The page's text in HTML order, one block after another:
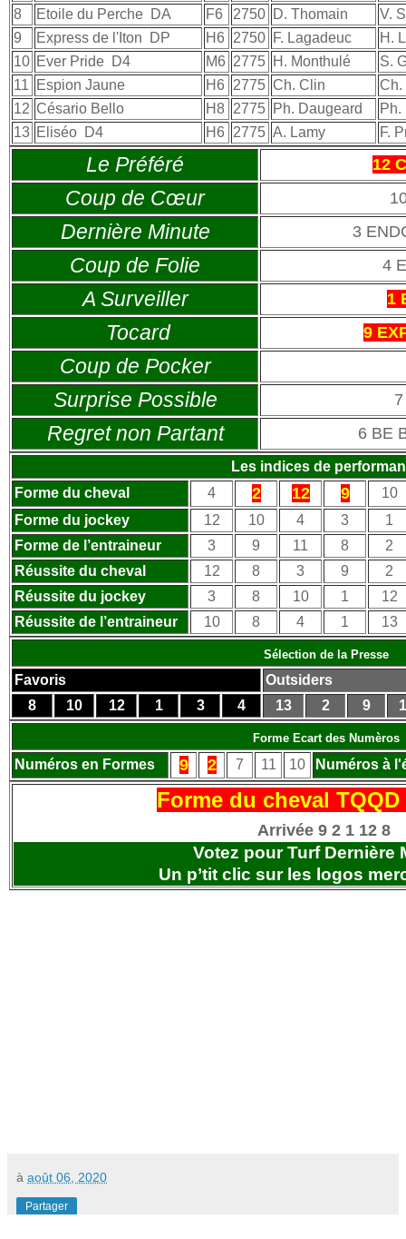
8
Etoile du Perche DA F6 2750 D. Thomain
V.
9
Express de l'Iton DP H6 2750 F. Lagadeuc
H.
10 Ever Pride D4 M6 2775 H. Monthulé
S.
11
Espion Jaune H6 2775 Ch. Clin
Ch.
12 Césario Bello H8 2775 Ph. Daugeard
Ph.
13 Eliséo D4 H6 2775 A. Lamy F.
Le Préféré 12
Coup de Cœur
Dernière Minute 3
Coup de Folie 4
A Surveiller 1
Tocard 9
Coup de Pocker
Surprise Possible
Regret non Partant 6 BE
Les indices de
Forme du cheval
4 2 12 9
10
Forme du jockey
12 10 4 3
1
Forme de l’entraineur
3 9 11 8
2
Réussite du cheval
12 8 3 9
2
Réussite du jockey
3 8 10 1
12
Réussite de l’entraineur
10 8 4 1 13
Sélection de la Presse
Favoris
Outsiders
8
10 12 1 3 4 13 2 9
Forme Ecart des Numèros
Numéros en Formes 9 2 7 11 10 Numéros à
Forme du cheval
Arrivée 9 2 1 12 8
Votez pour Turf Dernière
Un p’tit clic sur les logos
à août 06, 2020
Partager